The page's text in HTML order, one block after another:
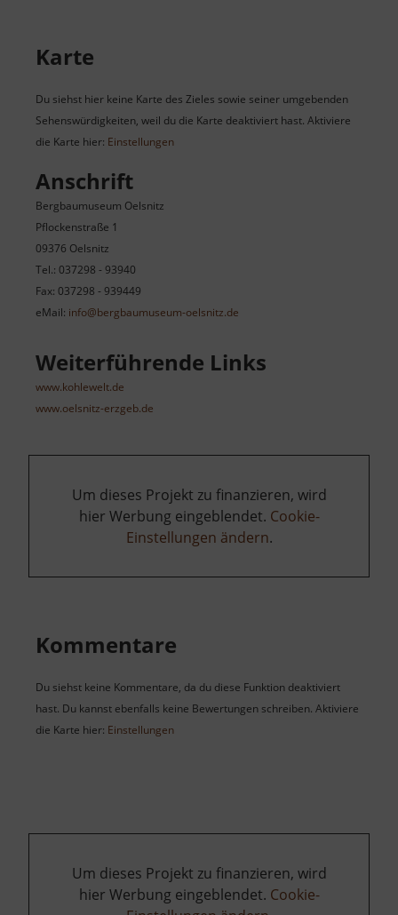
Karte
Du siehst hier keine Karte des Zieles sowie seiner umgebenden
Sehenswürdigkeiten, weil du die Karte deaktiviert hast. Aktiviere
die Karte hier: Einstellungen
Anschrift
Bergbaumuseum Oelsnitz
Pflockenstraße 1
09376 Oelsnitz
Tel.: 037298 - 93940
Fax: 037298 - 939449
eMail: info@bergbaumuseum-oelsnitz.de
Weiterführende Links
www.kohlewelt.de
www.oelsnitz-erzgeb.de
Um dieses Projekt zu finanzieren, wird
hier Werbung eingeblendet. Cookie-
Einstellungen ändern.
Kommentare
Du siehst keine Kommentare, da du diese Funktion deaktiviert
hast. Du kannst ebenfalls keine Bewertungen schreiben. Aktiviere
die Karte hier: Einstellungen
Um dieses Projekt zu finanzieren, wird
hier Werbung eingeblendet. Cookie-